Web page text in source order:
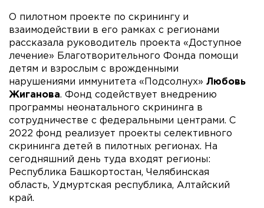
О пилотном проекте по скринингу и
взаимодействии в его рамках с регионами
рассказала руководитель проекта «Доступное
лечение» Благотворительного Фонда помощи
детям и взрослым с врожденными
нарушениями иммунитета «Подсолнух» Любовь
Жиганова. Фонд содействует внедрению
программы неонатального скрининга в
сотрудничестве с федеральными центрами. С
2022 фонд реализует проекты селективного
скрининга детей в пилотных регионах. На
сегодняшний день туда входят регионы:
Республика Башкортостан, Челябинская
область, Удмуртская республика, Алтайский
край.